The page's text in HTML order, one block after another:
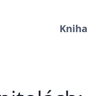
Kniha